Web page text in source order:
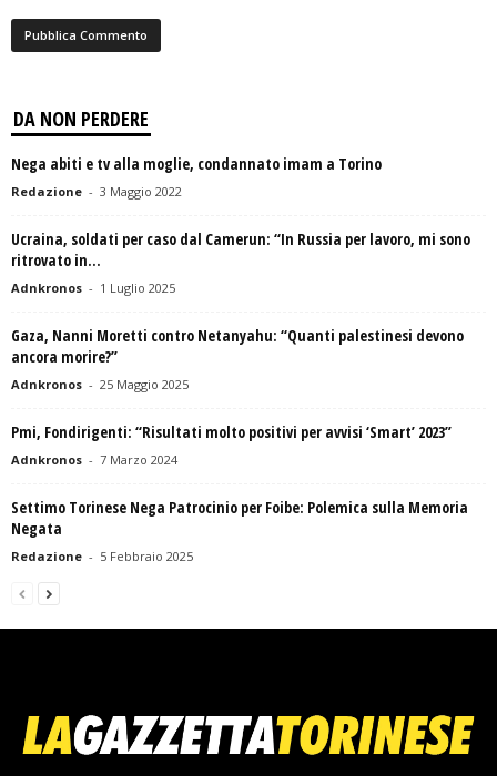
DA NON PERDERE
Nega abiti e tv alla moglie, condannato imam a Torino
Redazione - 3 Maggio 2022
Ucraina, soldati per caso dal Camerun: “In Russia per lavoro, mi sono
ritrovato in...
Adnkronos - 1 Luglio 2025
Gaza, Nanni Moretti contro Netanyahu: “Quanti palestinesi devono
ancora morire?”
Adnkronos - 25 Maggio 2025
Pmi, Fondirigenti: “Risultati molto positivi per avvisi ‘Smart’ 2023”
Adnkronos - 7 Marzo 2024
Settimo Torinese Nega Patrocinio per Foibe: Polemica sulla Memoria
Negata
Redazione - 5 Febbraio 2025